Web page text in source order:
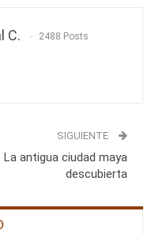
C. 2488 Posts
SIGUIENTE
La antigua ciudad maya
descubierta